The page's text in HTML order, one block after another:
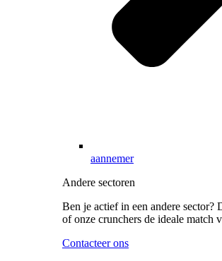
aannemer
Andere sectoren
Ben je actief in een andere sector?
of onze crunchers de ideale match
Contacteer ons